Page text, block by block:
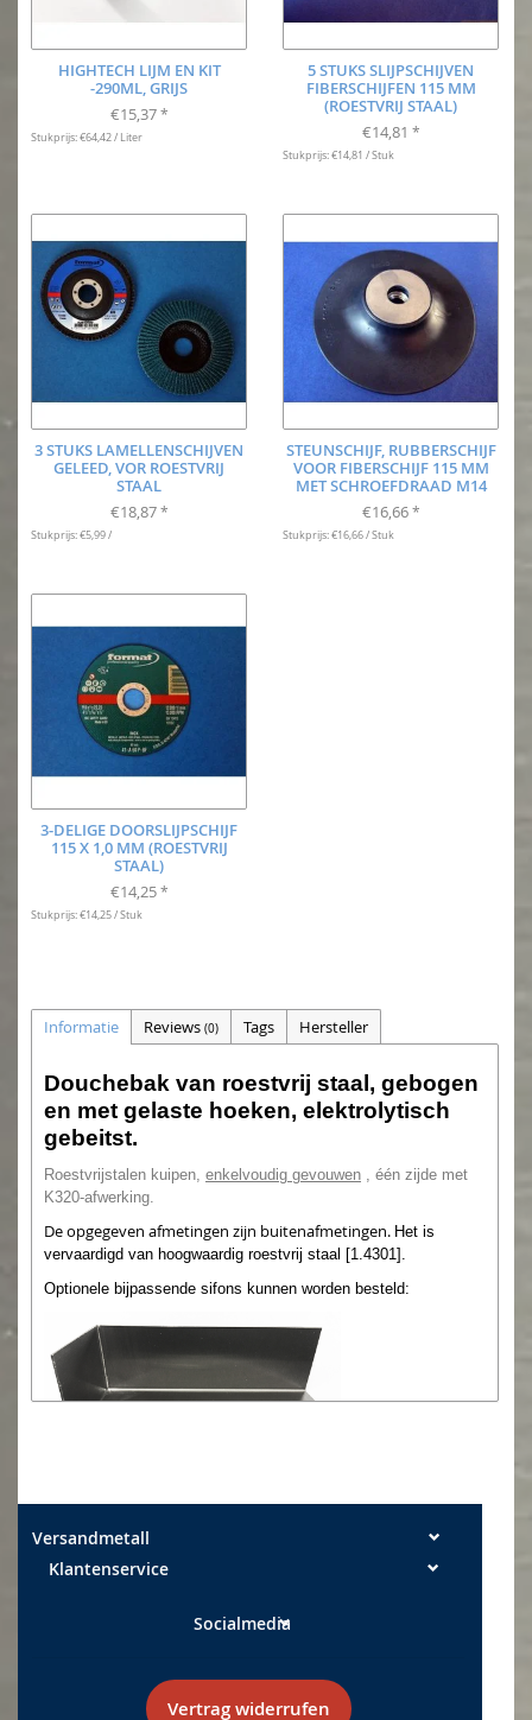
HIGHTECH LIJM EN KIT
-290ML, GRIJS
€15,37 *
Stukprijs: €64,42 / Liter
5 STUKS SLIJPSCHIJVEN
FIBERSCHIJFEN 115 MM
(ROESTVRIJ STAAL)
€14,81 *
Stukprijs: €14,81 / Stuk
3 STUKS LAMELLENSCHIJVEN
GELEED, VOR ROESTVRIJ
STAAL
€18,87 *
Stukprijs: €5,99 /
STEUNSCHIJF, RUBBERSCHIJF
VOOR FIBERSCHIJF 115 MM
MET SCHROEFDRAAD M14
€16,66 *
Stukprijs: €16,66 / Stuk
3-DELIGE DOORSLIJPSCHIJF
115 X 1,0 MM (ROESTVRIJ
STAAL)
€14,25 *
Stukprijs: €14,25 / Stuk
Informatie Reviews (0) Tags Hersteller
Douchebak van roestvrij staal, gebogen
en met gelaste hoeken, elektrolytisch
gebeitst.
Roestvrijstalen kuipen, enkelvoudig gevouwen , één zijde met
K320-afwerking.
De opgegeven afmetingen zijn buitenafmetingen. Het is
vervaardigd van hoogwaardig roestvrij staal [1.4301].
Optionele bijpassende sifons kunnen worden besteld:
Onze klantenservice:
info@tga-leun.de
mm, Lengte +/- 2 mm
Versandmetall
Klantenservice
Socialmedia
Vertrag widerrufen